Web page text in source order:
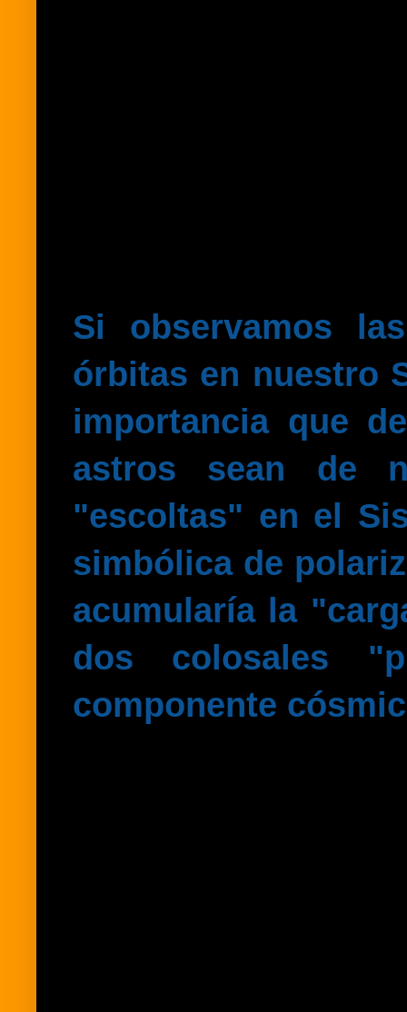
Si observamos
órbitas en nuestro
importancia que
astros sean de
"escoltas" en el
simbólica de
acumularía la
dos colosales
componente